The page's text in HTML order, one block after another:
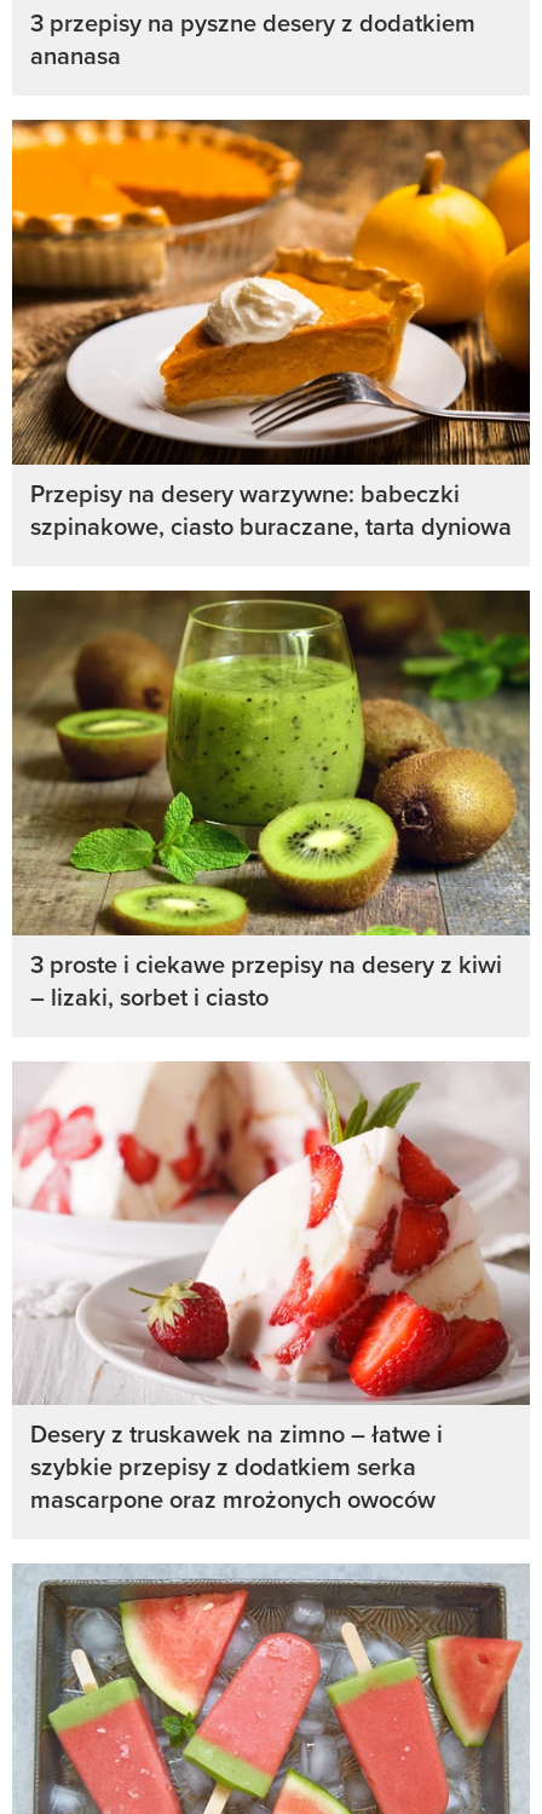
3 przepisy na pyszne desery z dodatkiem
ananasa
Przepisy na desery warzywne: babeczki
szpinakowe, ciasto buraczane, tarta dyniowa
3 proste i ciekawe przepisy na desery z kiwi
– lizaki, sorbet i ciasto
Desery z truskawek na zimno – łatwe i
szybkie przepisy z dodatkiem serka
mascarpone oraz mrożonych owoców